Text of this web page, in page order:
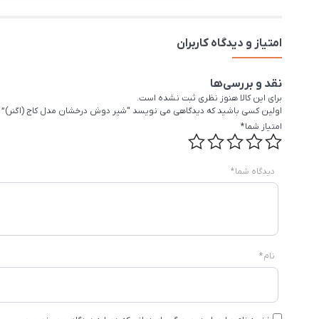
امتیاز و دیدگاه کاربران
نقد و بررسی‌ها
برای این کالا هنوز نظری ثبت نشده است.
اولین کسی باشید که دیدگاهی می نویسد “شیر دوش درخشان مدل کاج (اگنر)”
امتیاز شما*
دیدگاه شما*
نام*